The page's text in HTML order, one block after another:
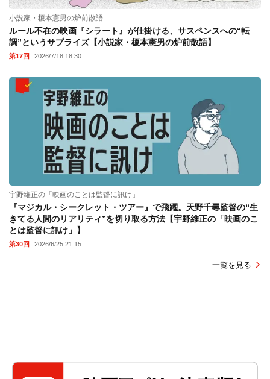
小説家・榎本憲男の炉前散語
ルール不在の映画『シラート』が仕掛ける、サスペンスへの“転
調”というサプライズ【小説家・榎本憲男の炉前散語】
第17回 2026/7/18 18:30
宇野維正の「映画のことは監督に訊け」
『マジカル・シークレット・ツアー』で飛躍。天野千尋監督の“生
きてる人間のリアリティ”を切り取る方法【宇野維正の「映画のこ
とは監督に訊け」】
第30回 2026/6/25 21:15
一覧を見る